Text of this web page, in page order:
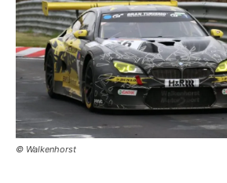
©️ Walkenhorst